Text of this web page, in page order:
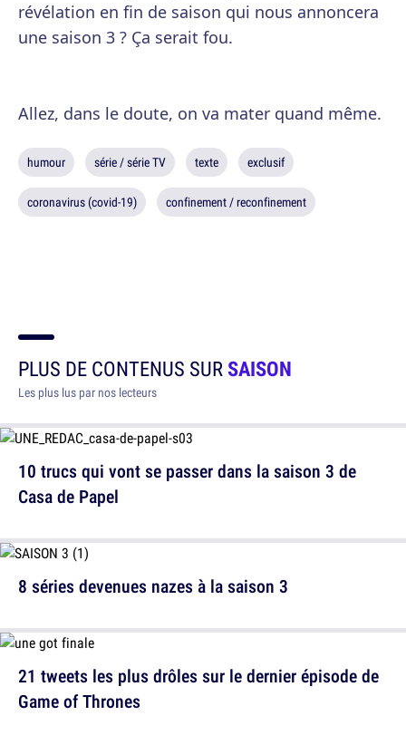
révélation en fin de saison qui nous annoncera
une saison 3 ? Ça serait fou.
Allez, dans le doute, on va mater quand même.
humour série / série TV texte exclusif
coronavirus (covid-19) confinement / reconfinement
PLUS DE CONTENUS SURSAISON
Les plus lus par nos lecteurs
10 trucs qui vont se passer dans la saison 3 de
Casa de Papel
21 tweets les plus drôles sur le dernier épisode de
Game of Thrones
8 séries devenues nazes à la saison 3